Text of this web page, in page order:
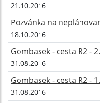
21.10.2016
Pozvánka na
18.10.2016
Gombasek - cesta R2 -
31.08.2016
Gombasek - cesta R2 -
31.08.2016